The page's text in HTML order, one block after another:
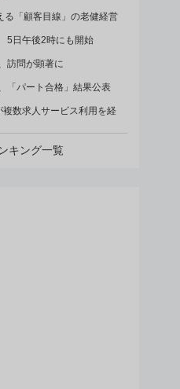
る「顧客目線」の老健経営
5日午後2時にも開始
訪問が顕著に
「パート合格」結果公表
数求人サービス利用を経
キング一覧